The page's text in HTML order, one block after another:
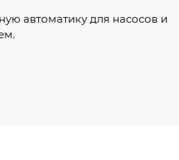
автоматику для насосов и